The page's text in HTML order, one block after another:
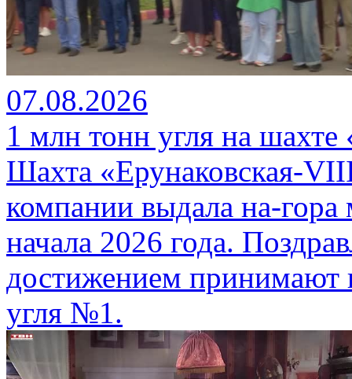
07.08.2026
1 млн тонн угля на
Шахта «Ерунаковская-
компании выдала на-
начала 2026 года.
достижением принимают
угля №1.